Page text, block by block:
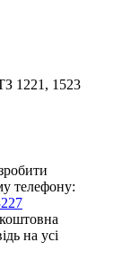
1221, 1523
телефону:
на усі